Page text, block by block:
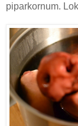
piparkornum.